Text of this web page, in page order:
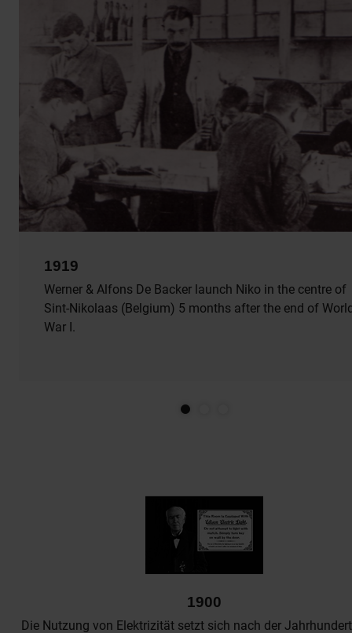
1919
Werner & Alfons De Backer launch Niko in the centre of
Sint-Nikolaas (Belgium) 5 months after the end of
War I.
1900
Die Nutzung von Elektrizität setzt sich nach der